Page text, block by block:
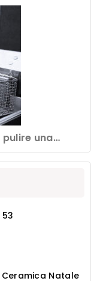
una
Natale